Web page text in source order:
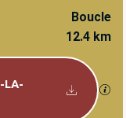
Boucle
12.4 km
LA-